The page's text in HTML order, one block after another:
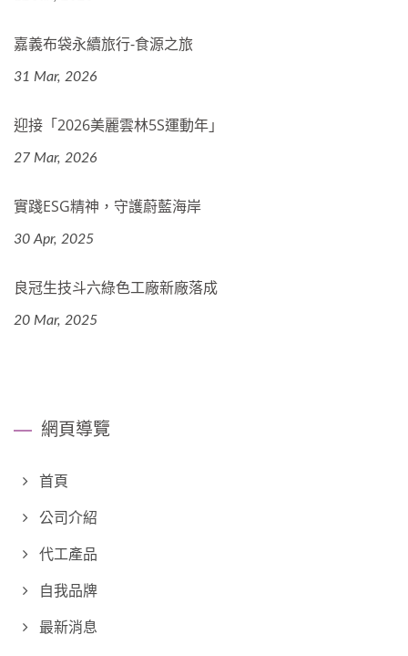
嘉義布袋永續旅行-食源之旅
31 Mar, 2026
迎接「2026美麗雲林5S運動年」
27 Mar, 2026
實踐ESG精神，守護蔚藍海岸
30 Apr, 2025
良冠生技斗六綠色工廠新廠落成
20 Mar, 2025
網頁導覽
首頁
公司介紹
代工產品
自我品牌
最新消息